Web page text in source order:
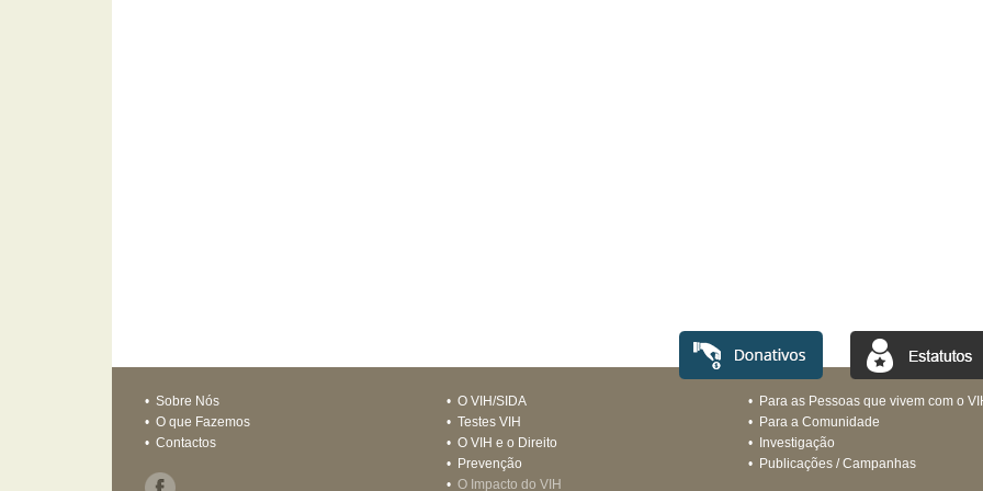
• Sobre Nós
• O que Fazemos
• Contactos
• O VIH/SIDA
• Testes VIH
• O VIH e o Direito
• Prevenção
• O Impacto do VIH
• Para as Pessoas que vivem com o
• Para a Comunidade
•
Investigação
• Publicações / Campanhas